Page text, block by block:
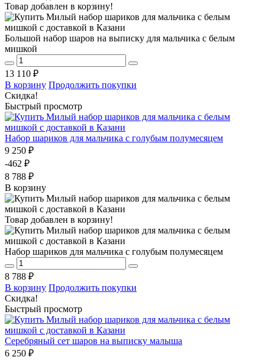
Товар добавлен в корзину!
Большой набор шаров на выписку для мальчика с белым
мишкой
13 110 ₽
В корзину Продолжить покупки
Скидка!
Быстрый просмотр
Набор шариков для мальчика с голубым полумесяцем
9 250 ₽
-462 ₽
8 788 ₽
В корзину
Товар добавлен в корзину!
Набор шариков для мальчика с голубым полумесяцем
8 788 ₽
В корзину Продолжить покупки
Скидка!
Быстрый просмотр
Серебряный сет шаров на выписку малыша
6 250 ₽